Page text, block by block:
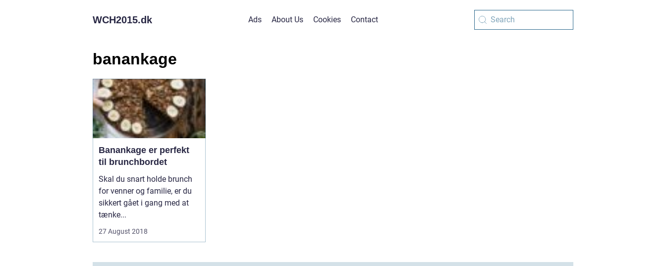
WCH2015.dk Ads About Us Cookies Contact
banankage
Banankage er perfekt
til brunchbordet
Skal du snart holde brunch
for venner og familie, er du
sikkert gået i gang med at
tænke...
27 August 2018